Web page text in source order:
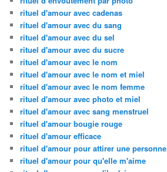
rituel d'amour avec cadenas
rituel d'amour avec du sang
rituel d'amour avec du sel
rituel d'amour avec du sucre
rituel d'amour avec le nom
rituel d'amour avec le nom et miel
rituel d'amour avec le nom femme
rituel d'amour avec photo et miel
rituel d'amour avec sang menstruel
rituel d'amour bougie rouge
rituel d'amour efficace
rituel d'amour pour attirer une personne
rituel d'amour pour qu'elle m'aime